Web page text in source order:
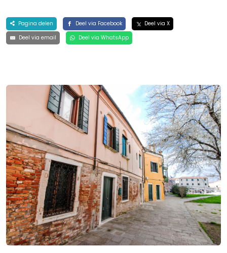
Pagina delen Deel via Facebook
Deel via X
Deel via email
Deel via WhatsApp